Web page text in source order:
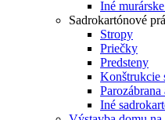
Iné
Sadrokartónové
Stropy
Priečky
Predsteny
Konštrukcie
Iné